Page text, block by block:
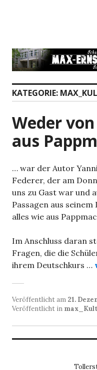
KATEGORIE:
Weder
aus
… war der Autor
Federer, der am
uns zu Gast war und
Passagen aus
alles wie aus
Im Anschluss daran
Fragen, die die
ihrem Deutschkurs …
Veröffentlicht am 21.
Veröffentlicht in